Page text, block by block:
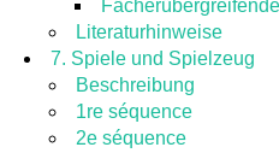
Literaturhinweise
7. Spiele und Spielzeug
Beschreibung
1re séquence
2e séquence